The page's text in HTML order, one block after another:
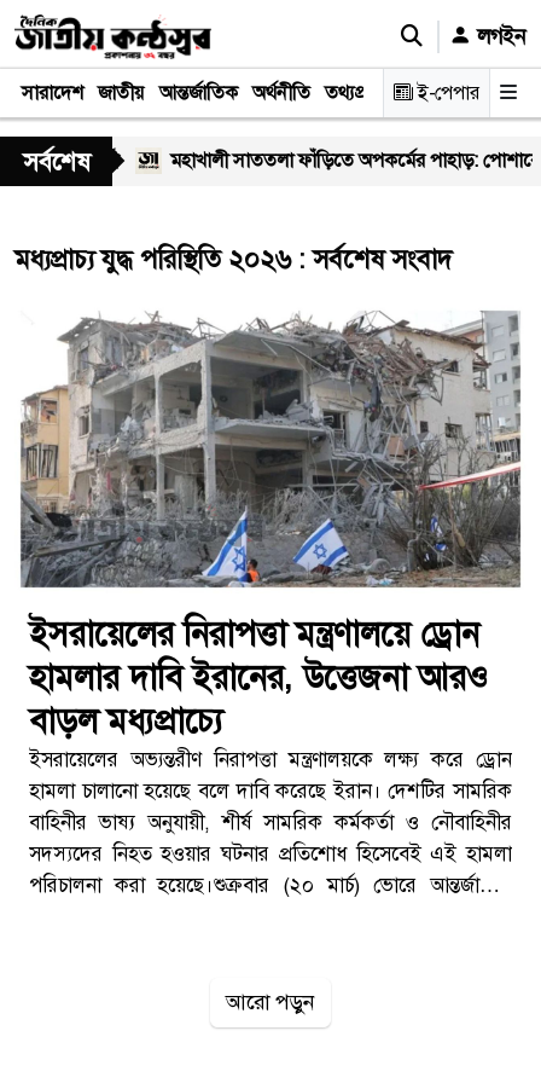
লগইন
সারাদেশ জাতীয় আন্তর্জাতিক অর্থনীতি তথ্যপ্রযুক্তি স্বাস্থ্য আইন-
ই-পেপার
সর্বশেষ
স্বাস্থ্যকর্মী মহাখালী সাততলা ফাঁড়িতে অপকর্মের পাহাড়:
মধ্যপ্রাচ্য যুদ্ধ পরিস্থিতি ২০২৬ : সর্বশেষ সংবাদ
ইসরায়েলের নিরাপত্তা মন্ত্রণালয়ে ড্রোন
হামলার দাবি ইরানের, উত্তেজনা আরও
বাড়ল মধ্যপ্রাচ্যে
ইসরায়েলের অভ্যন্তরীণ নিরাপত্তা মন্ত্রণালয়কে লক্ষ্য করে ড্রোন
হামলা চালানো হয়েছে বলে দাবি করেছে ইরান। দেশটির সামরিক
বাহিনীর ভাষ্য অনুযায়ী, শীর্ষ সামরিক কর্মকর্তা ও নৌবাহিনীর
সদস্যদের নিহত হওয়ার ঘটনার প্রতিশোধ হিসেবেই এই হামলা
পরিচালনা করা হয়েছে।শুক্রবার (২০ মার্চ) ভোরে আন্তর্জাতিক
মন্ত্রণালয়কে লক্ষ্য করে এই ড্রোন হামলা চালানো হয় বলে দাবি
আরো পড়ুন